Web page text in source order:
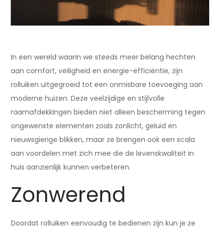
In een wereld waarin we steeds meer belang hechten
aan comfort, veiligheid en energie-efficiëntie, zijn
rolluiken uitgegroeid tot een onmisbare toevoeging aan
moderne huizen. Deze veelzijdige en stijlvolle
raamafdekkingen bieden niet alleen bescherming tegen
ongewenste elementen zoals zonlicht, geluid en
nieuwsgierige blikken, maar ze brengen ook een scala
aan voordelen met zich mee die de levenskwaliteit in
huis aanzienlijk kunnen verbeteren.
Zonwerend
Doordat rolluiken eenvoudig te bedienen zijn kun je ze